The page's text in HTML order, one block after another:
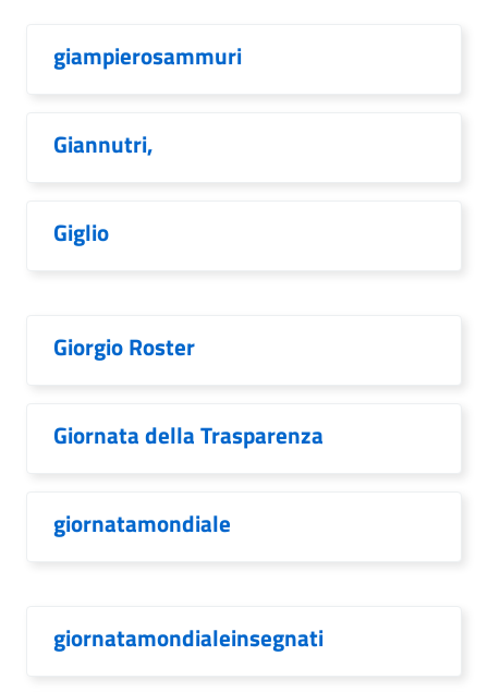
giampierosammuri
Giannutri,
Giglio
Giorgio Roster
Giornata della Trasparenza
giornatamondiale
giornatamondialeinsegnati